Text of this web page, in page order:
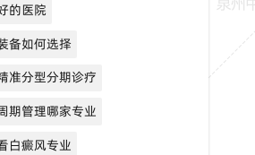
的医院
备如何选择
准分型分期诊疗
期管理哪家专业
白癜风专业